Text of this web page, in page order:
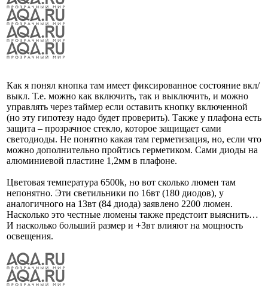
Как я понял кнопка там имеет фиксированное состояние вкл/
выкл. Т.е. можно как включить, так и выключить, и можно
управлять через таймер если оставить кнопку включенной
(но эту гипотезу надо будет проверить). Также у плафона есть
защита – прозрачное стекло, которое защищает сами
светодиоды. Не понятно какая там герметизация, но, если что
можно дополнительно пройтись герметиком. Сами диоды на
алюминиевой пластине 1,2мм в плафоне.
Цветовая температура 6500k, но вот сколько люмен там
непонятно. Эти светильники по 16вт (180 диодов), у
аналогичного на 13вт (84 диода) заявлено 2200 люмен.
Насколько это честные люмены также предстоит выяснить…
И насколько больший размер и +3вт влияют на мощность
освещения.